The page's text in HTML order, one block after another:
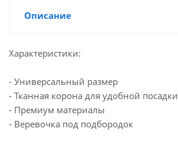
Описание
Характеристики:
- Универсальный размер
- Тканная корона для удобной посадки
- Премиум материалы
- Веревочка под подбородок